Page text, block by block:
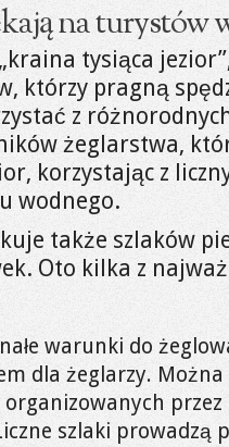
na turystów
tysiąca
którzy pragną
z
żeglarstwa,
korzystając z
wodnego.
także szlaków
Oto kilka z
warunki do
dla żeglarzy.
organizowanych
szlaki prowadzą